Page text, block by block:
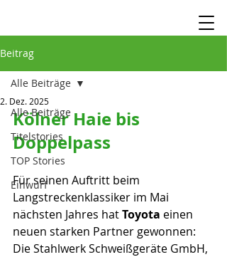
Beitrag
Alle Beiträge
Titelstories
TOP Stories
Einwurf
Alle Beiträge
2. Dez. 2025
Kölner Haie bis
Doppelpass
Für seinen Auftritt beim
Langstreckenklassiker im Mai
nächsten Jahres hat Toyota einen
neuen starken Partner gewonnen:
Die Stahlwerk Schweißgeräte GmbH,